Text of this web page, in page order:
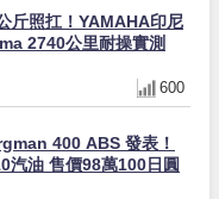
斤照扛！YAMAHA印尼
2740公里耐操實測
600
400 ABS 發表！
汽油 售價98萬100日圓